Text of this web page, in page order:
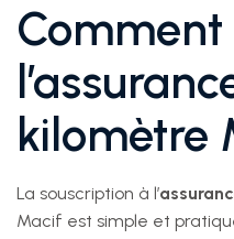
Comment
kilomètre
La souscription à l’
Macif est simple et